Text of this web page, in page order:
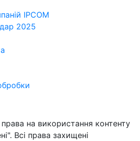
IPCOM
2025
на використання контенту
Всі права захищені